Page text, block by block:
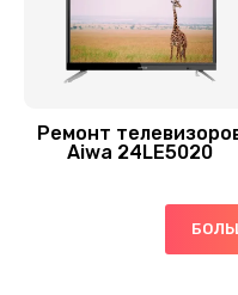
Ремонт
Aiwa 24LE5020